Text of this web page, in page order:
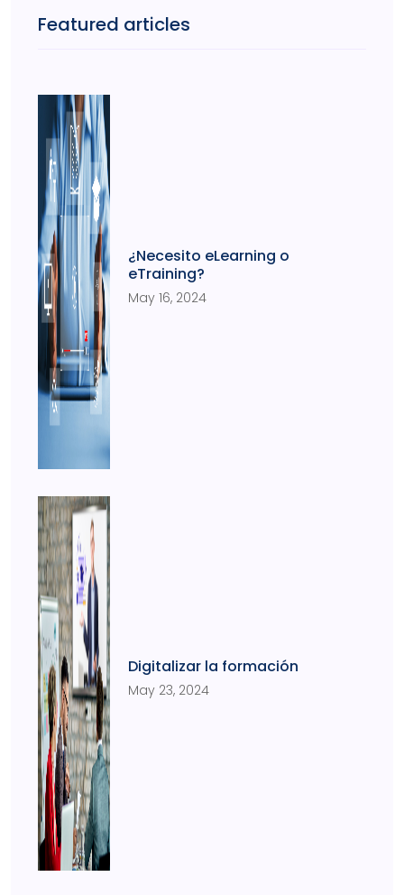
Featured articles
¿Necesito eLearning o
eTraining?
May 16, 2024
Digitalizar la formación
May 23, 2024